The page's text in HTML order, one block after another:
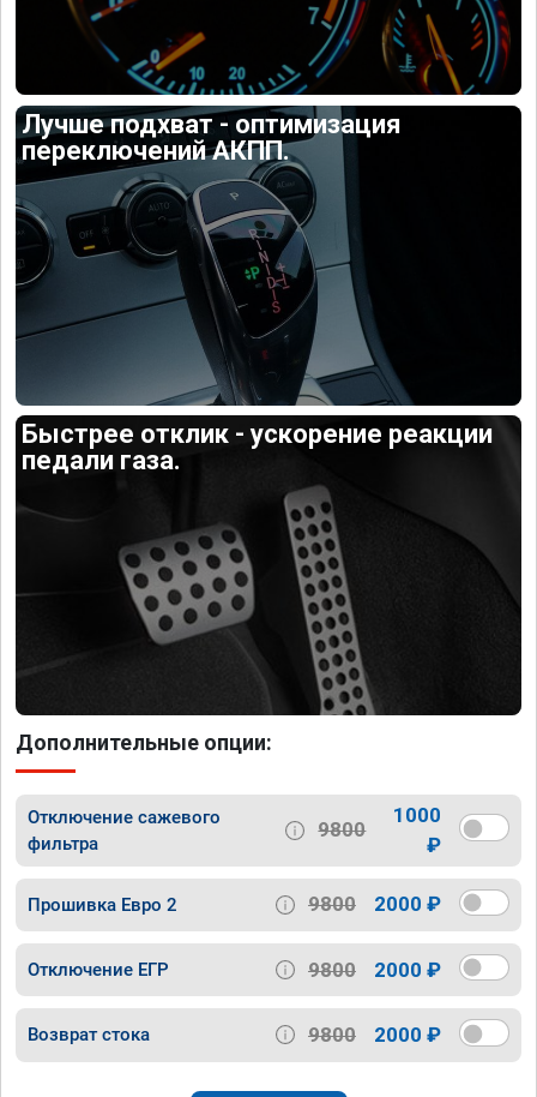
Лучше подхват - оптимизация
переключений АКПП.
Быстрее отклик - ускорение реакции
педали газа.
Дополнительные опции:
Отключение сажевого
фильтра
9800
1000
₽
Прошивка Евро 2 9800 2000 ₽
Отключение ЕГР 9800 2000 ₽
Возврат стока 9800 2000 ₽